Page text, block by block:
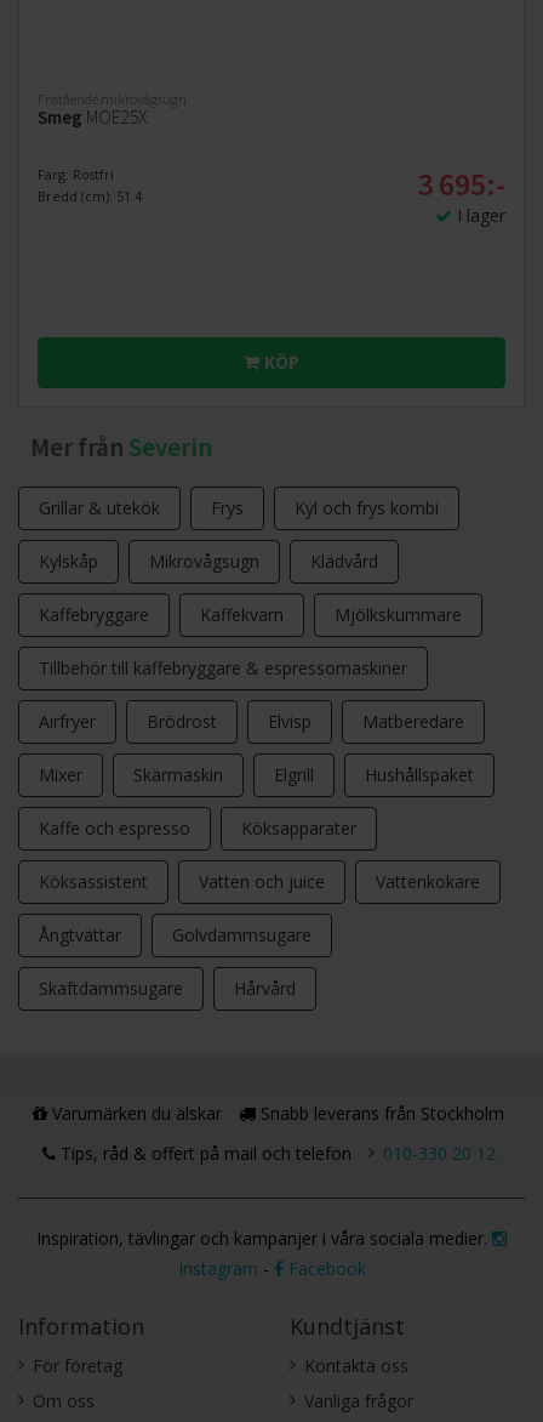
Fristående mikrovågsugn
Smeg MOE25X
Färg: Rostfri
Bredd (cm): 51.4
3 695:-
I lager
KÖP
Mer från Severin
Grillar & utekök Frys Kyl och frys kombi
Kylskåp Mikrovågsugn Klädvård
Kaffebryggare Kaffekvarn Mjölkskummare
Tillbehör till kaffebryggare & espressomaskiner
Airfryer Brödrost Elvisp Matberedare
Mixer Skärmaskin Elgrill Hushållspaket
Kaffe och espresso Köksapparater
Köksassistent Vatten och juice Vattenkokare
Ångtvättar Golvdammsugare
Skaftdammsugare Hårvård
Varumärken du älskar
Snabb leverans från Stockholm
Tips, råd & offert på mail och telefon
010-330 20 12
Inspiration, tävlingar och kampanjer i våra sociala medier.
Instagram - Facebook
Information
För företag
Om oss
Kundtjänst
Kontakta oss
Vanliga frågor